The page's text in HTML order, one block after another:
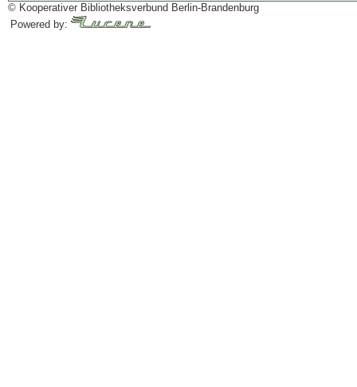
© Kooperativer Bibliotheksverbund Berlin-Brandenburg
Powered by: